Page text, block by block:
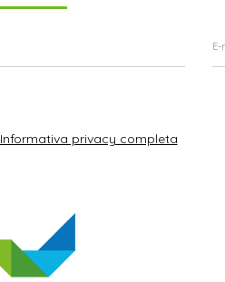
Informativa privacy completa